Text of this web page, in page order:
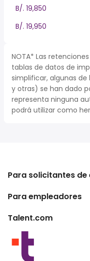
B/. 19,850
B/. 19,950
NOTA* Las
tablas de datos de
simplificar, algunas
y otras) se han dado
representa ninguna
podrá utilizar como
Para solicitantes de
Buscador de trabajo
Para empleadores
Empresa
Programas para
Talent.com
Otros países
Condiciones de uso